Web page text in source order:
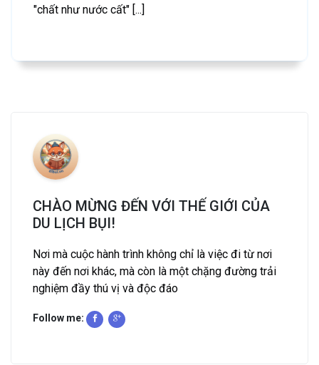
"chất như nước cất" [...]
CHÀO MỪNG ĐẾN VỚI THẾ GIỚI CỦA
DU LỊCH BỤI!
Nơi mà cuộc hành trình không chỉ là việc đi từ nơi
này đến nơi khác, mà còn là một chặng đường trải
nghiệm đầy thú vị và độc đáo
Follow me: